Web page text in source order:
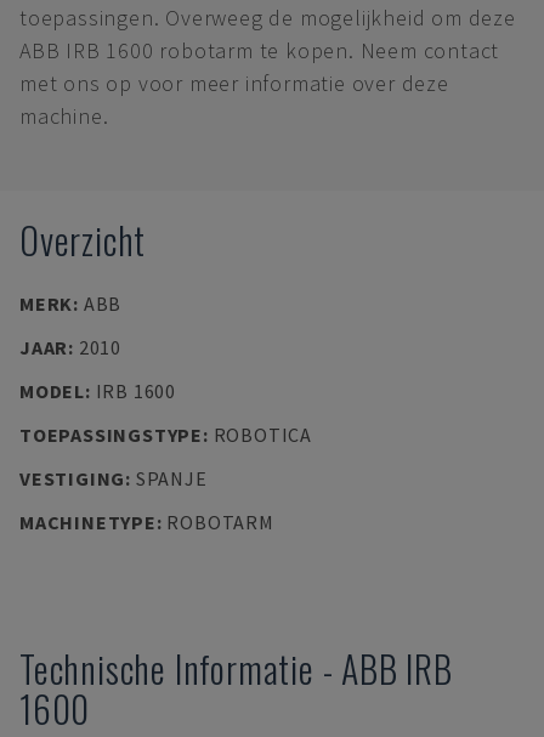
toepassingen. Overweeg de mogelijkheid om deze
ABB IRB 1600 robotarm te kopen. Neem contact
met ons op voor meer informatie over deze
machine.
Overzicht
MERK: ABB
JAAR: 2010
MODEL: IRB 1600
TOEPASSINGSTYPE: ROBOTICA
VESTIGING: SPANJE
MACHINETYPE: ROBOTARM
Technische Informatie - ABB IRB
1600